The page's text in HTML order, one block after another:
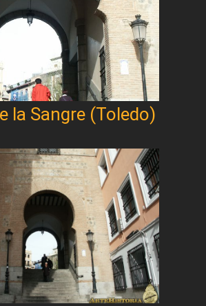
la Sangre (Toledo)